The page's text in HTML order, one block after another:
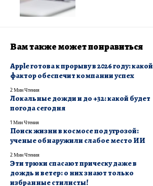
Вам также может понравиться
Apple готова к прорыву в 2026 году: какой
фактор обеспечит компании успех
2 Мин Чтения
Локальные дожди и до +32: какой будет
погода сегодня
1 Мин Чтения
Поиск жизни в космосе под угрозой:
ученые обнаружили слабое место ИИ
2 Мин Чтения
Эти трюки спасают прическу даже в
дождь и ветер: о них знают только
избранные стилисты!